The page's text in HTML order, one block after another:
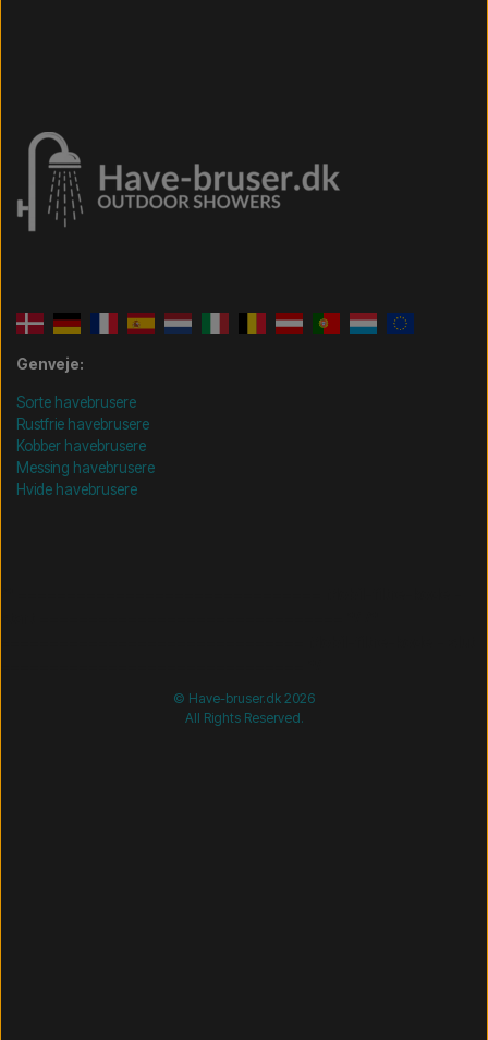
Genveje:
Sorte havebrusere
Rustfrie havebrusere
Kobber havebrusere
Messing havebrusere
Hvide havebrusere
© Have-bruser.dk 2026
All Rights Reserved.